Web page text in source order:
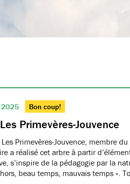
2025 Bon coup!
Primevères-Jouvence
Les Primevères-Jouvence, membre
a réalisé cet arbre à partir
s’inspire de la pédagogie par la
beau temps, mauvais temps ».